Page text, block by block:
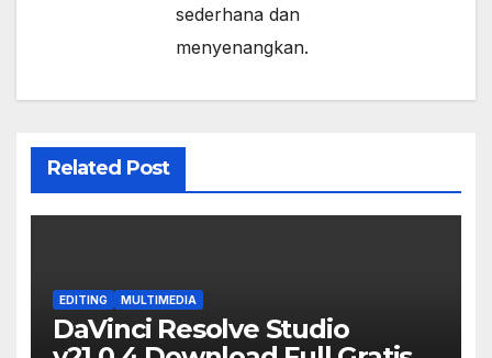
sederhana dan
menyenangkan.
Related Post
EDITING MULTIMEDIA
DaVinci Resolve Studio